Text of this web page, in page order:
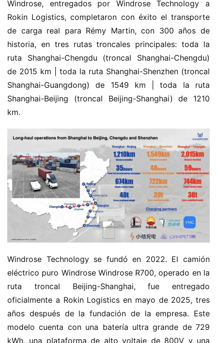
Windrose, entregados por Windrose Technology a
Rokin Logistics, completaron con éxito el transporte
de carga real para Rémy Martin, con 300 años de
historia, en tres rutas troncales principales: toda la
ruta Shanghai-Chengdu (troncal Shanghai-Chengdu)
de 2015 km | toda la ruta Shanghai-Shenzhen (troncal
Shanghai-Guangdong) de 1549 km | toda la ruta
Shanghai-Beijing (troncal Beijing-Shanghai) de 1210
km.
Windrose Technology se fundó en 2022. El camión
eléctrico puro Windrose Windrose R700, operado en la
ruta troncal Beijing-Shanghai, fue entregado
oficialmente a Rokin Logistics en mayo de 2025, tres
años después de la fundación de la empresa. Este
modelo cuenta con una batería ultra grande de 729
kWh, una plataforma de alto voltaje de 800V y una